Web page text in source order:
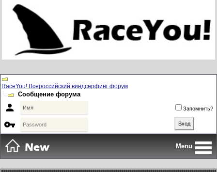
RaceYou! Всероссийский виндсерфинг форум
Сообщение форума
 Запомнить?

Menu